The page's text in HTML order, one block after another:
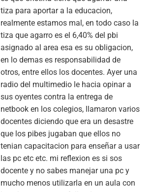
tiza para aportar a la educacion,
realmente estamos mal, en todo caso la
tiza que agarro es el 6,40% del pbi
asignado al area esa es su obligacion,
en lo demas es responsabilidad de
otros, entre ellos los docentes. Ayer una
radio del multimedio le hacia opinar a
sus oyentes contra la entrega de
netbook en los colegios, llamaron varios
docentes diciendo que era un desastre
que los pibes jugaban que ellos no
tenian capacitacion para enseñar a usar
las pc etc etc. mi reflexion es si sos
docente y no sabes manejar una pc y
mucho menos utilizarla en un aula con